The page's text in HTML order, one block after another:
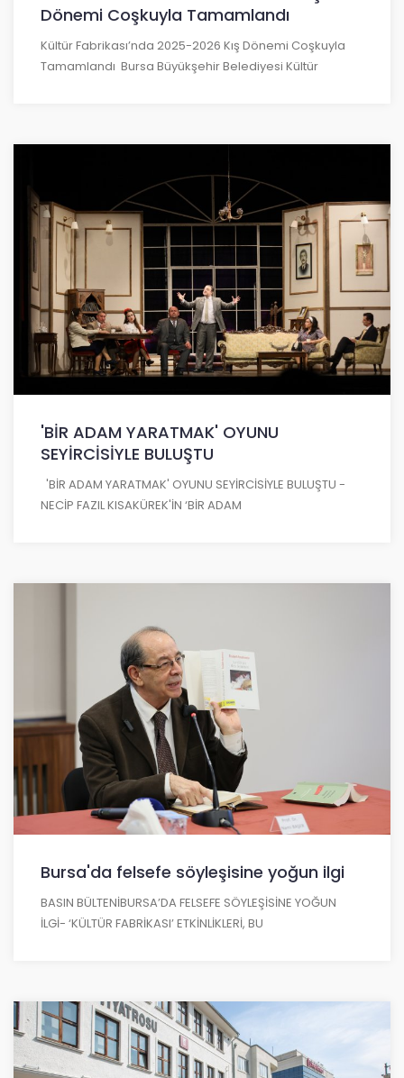
Dönemi Coşkuyla Tamamlandı
Kültür Fabrikası’nda 2025-2026 Kış Dönemi Coşkuyla
Tamamlandı Bursa Büyükşehir Belediyesi Kültür
'BİR ADAM YARATMAK' OYUNU
SEYİRCİSİYLE BULUŞTU
'BİR ADAM YARATMAK' OYUNU SEYİRCİSİYLE BULUŞTU -
NECİP FAZIL KISAKÜREK'İN ‘BİR ADAM
Bursa'da felsefe söyleşisine yoğun ilgi
BASIN BÜLTENİBURSA’DA FELSEFE SÖYLEŞİSİNE YOĞUN
İLGİ- ‘KÜLTÜR FABRİKASI’ ETKİNLİKLERİ, BU